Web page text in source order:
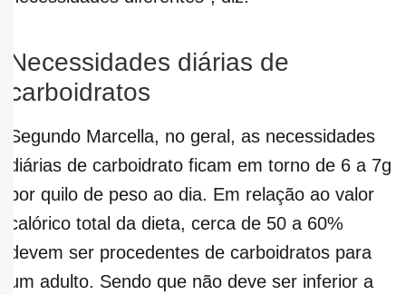
Necessidades diárias de
carboidratos
Segundo Marcella, no geral, as necessidades
diárias de carboidrato ficam em torno de 6 a 7g
por quilo de peso ao dia. Em relação ao valor
calórico total da dieta, cerca de 50 a 60%
devem ser procedentes de carboidratos para
um adulto. Sendo que não deve ser inferior a